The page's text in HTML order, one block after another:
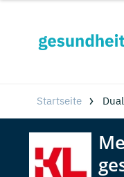
Startseite